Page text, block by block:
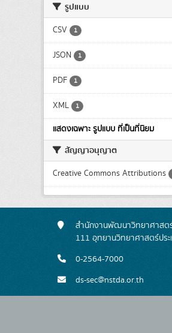
รูปแบบ
CSV 1
JSON 1
PDF 1
XML 1
แสดงเฉพาะ รูปแบบ ที่เป็นที่นิยม
สัญญาอนุญาต
Creative Commons Attributions
สำนักงานพัฒนาวิทยาศาสตร์
111 อุทยานวิทยาศาสตร์ปร
0-2564-7000
ds-sec@nstda.or.th